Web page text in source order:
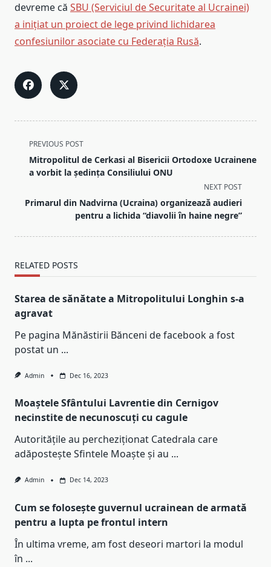
devreme că SBU (Serviciul de Securitate al Ucrainei)
a inițiat un proiect de lege privind lichidarea
confesiunilor asociate cu Federația Rusă.
<span
class="nav-
subtitle
reader-
text">Page</span>
PREVIOUS POST
Mitropolitul de Cerkasi al Bisericii Ortodoxe Ucrainene
a vorbit la ședința Consiliului ONU
NEXT POST
Primarul din Nadvirna (Ucraina) organizează audieri
pentru a lichida “diavolii în haine negre”
RELATED POSTS
Starea de sănătate a Mitropolitului Longhin s-a
agravat
Pe pagina Mănăstirii Bănceni de facebook a fost
postat un ...
Admin Dec 16, 2023
Moaștele Sfântului Lavrentie din Cernigov
necinstite de necunoscuți cu cagule
Autoritățile au percheziționat Catedrala care
adăpostește Sfintele Moaște și au ...
Admin Dec 14, 2023
Cum se folosește guvernul ucrainean de armată
pentru a lupta pe frontul intern
În ultima vreme, am fost deseori martori la modul
în ...